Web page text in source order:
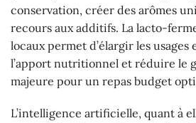
conservation, créer des arômes
recours aux additifs. La lacto-
locaux permet d’élargir les
l’apport nutritionnel et réduire le
majeure pour un repas budget
L’intelligence artificielle, quant à